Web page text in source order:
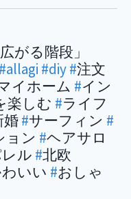
がる階段」
#allagi #diy#注文
イホーム #イン
楽しむ #ライフ
婚#サーフィン #
ョン #ヘアサロ
ル #北欧
いい #おしゃ